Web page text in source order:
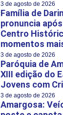
3 de agosto de 2026
Família de
pronuncia
Centro
momentos
3 de agosto de 2026
Paróquia de
XIII edição do
Jovens com
3 de agosto de 2026
Amargosa: